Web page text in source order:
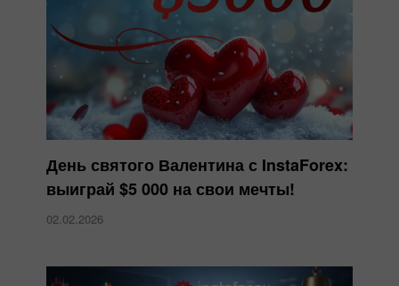
День святого Валентина с InstaForex:
выиграй $5 000 на свои мечты!
02.02.2026